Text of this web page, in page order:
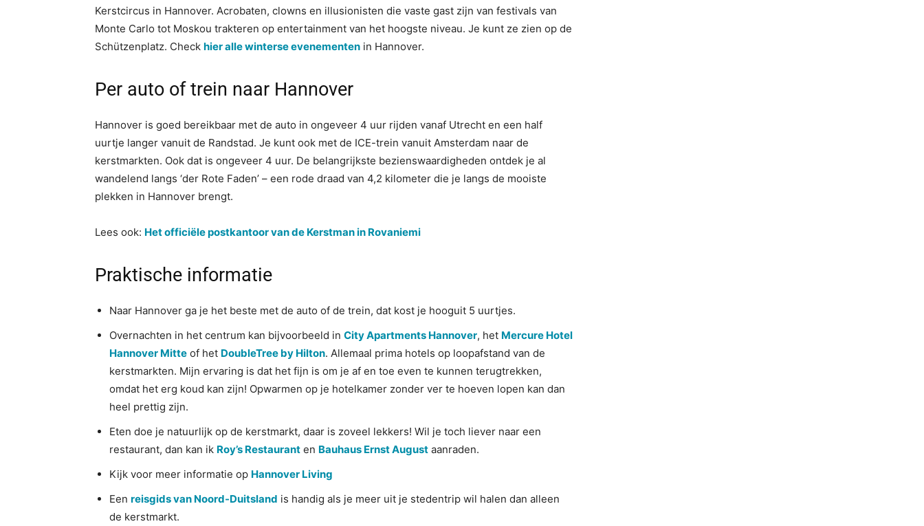
Kerstcircus in Hannover. Acrobaten, clowns en illusionisten die vaste gast zijn van festivals van
Monte Carlo tot Moskou trakteren op entertainment van het hoogste niveau. Je kunt ze zien op de
Schützenplatz. Check hier alle winterse evenementen in Hannover.
Per auto of trein naar Hannover
Hannover is goed bereikbaar met de auto in ongeveer 4 uur rijden vanaf Utrecht en een half
uurtje langer vanuit de Randstad. Je kunt ook met de ICE-trein vanuit Amsterdam naar de
kerstmarkten. Ook dat is ongeveer 4 uur. De belangrijkste bezienswaardigheden ontdek je al
wandelend langs ‘der Rote Faden’ – een rode draad van 4,2 kilometer die je langs de mooiste
plekken in Hannover brengt.
Lees ook: Het officiële postkantoor van de Kerstman in Rovaniemi
Praktische informatie
Naar Hannover ga je het beste met de auto of de trein, dat kost je hooguit 5 uurtjes.
Overnachten in het centrum kan bijvoorbeeld in City Apartments Hannover, het Mercure Hotel
Hannover Mitte of het DoubleTree by Hilton. Allemaal prima hotels op loopafstand van de
kerstmarkten. Mijn ervaring is dat het fijn is om je af en toe even te kunnen terugtrekken,
omdat het erg koud kan zijn! Opwarmen op je hotelkamer zonder ver te hoeven lopen kan dan
heel prettig zijn.
Eten doe je natuurlijk op de kerstmarkt, daar is zoveel lekkers! Wil je toch liever naar een
restaurant, dan kan ik Roy’s Restaurant en Bauhaus Ernst August aanraden.
Kijk voor meer informatie op Hannover Living
Een reisgids van Noord-Duitsland is handig als je meer uit je stedentrip wil halen dan alleen
de kerstmarkt.